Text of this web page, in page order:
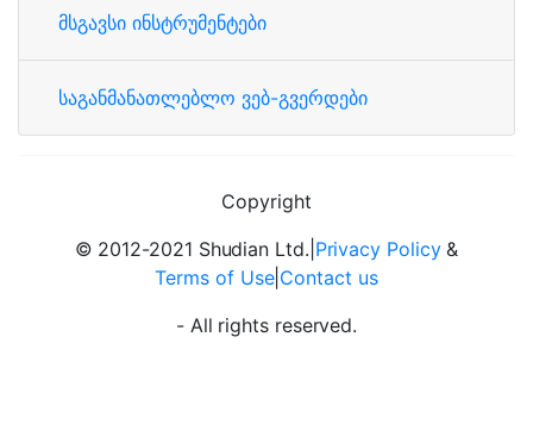
მსგავსი ინსტრუმენტები
საგანმანათლებლო ვებ-გვერდები
Copyright
© 2012-2021 Shudian Ltd.| Privacy Policy&
Terms of Use| Contact us
- All rights reserved.